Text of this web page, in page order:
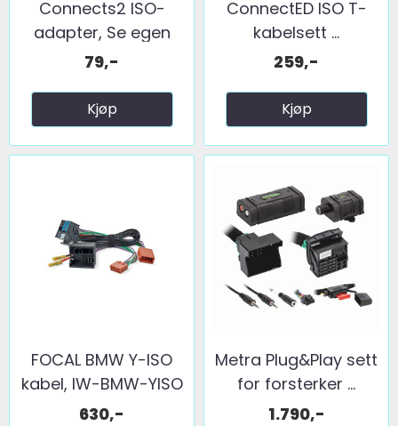
Connects2 ISO-
adapter, Se egen
liste ...
79,-
Kjøp
ConnectED ISO T-
kabelsett ...
259,-
Kjøp
FOCAL BMW Y-ISO
kabel, IW-BMW-YISO
630,-
Metra Plug&Play sett
for forsterker ...
1.790,-